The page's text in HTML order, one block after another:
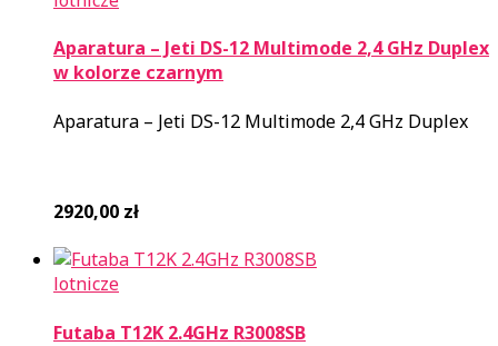
Aparatura – Jeti DS-12 Multimode 2,4 GHz Duplex
w kolorze czarnym
Aparatura – Jeti DS-12 Multimode 2,4 GHz Duplex
2920,00 zł
lotnicze
Futaba T12K 2.4GHz R3008SB